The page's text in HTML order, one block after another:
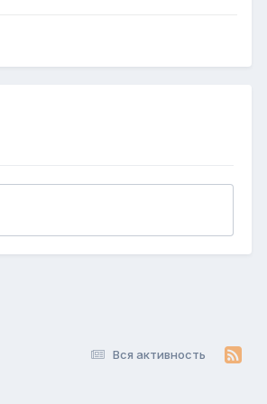
Вся активность